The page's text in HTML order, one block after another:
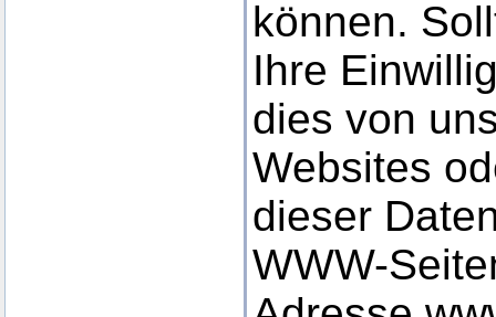
können.
Ihre
dies von
Websites
dieser
WWW-